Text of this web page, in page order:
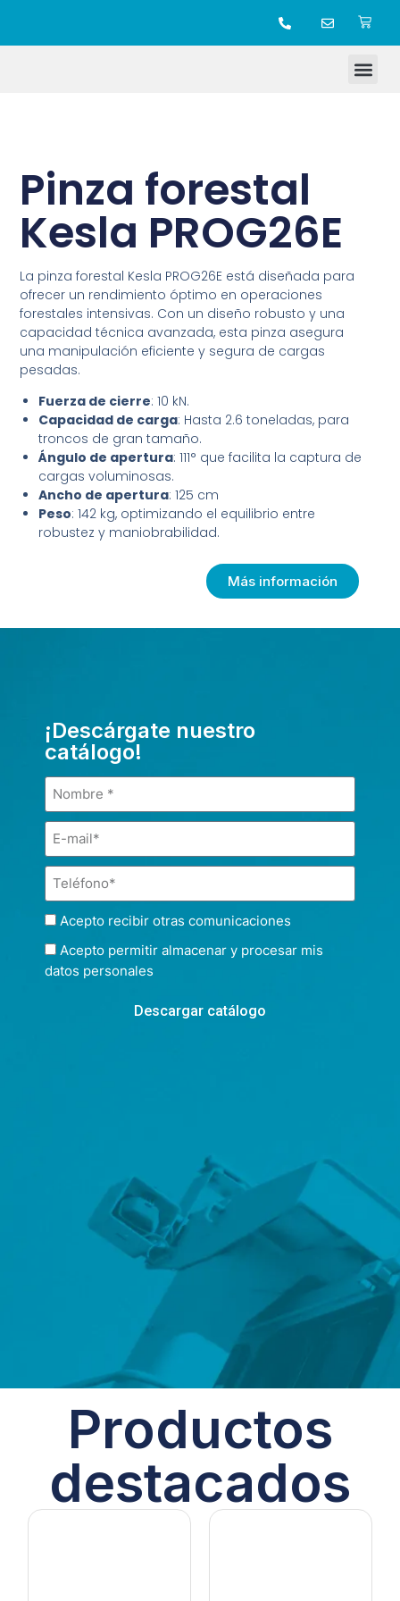
Pinza forestal
Kesla PROG26E
La pinza forestal Kesla PROG26E está diseñada para
ofrecer un rendimiento óptimo en operaciones
forestales intensivas. Con un diseño robusto y una
capacidad técnica avanzada, esta pinza asegura
una manipulación eficiente y segura de cargas
pesadas.
Fuerza de cierre: 10 kN.
Capacidad de carga: Hasta 2.6 toneladas, para
troncos de gran tamaño.
Ángulo de apertura: 111° que facilita la captura de
cargas voluminosas.
Ancho de apertura: 125 cm
Peso: 142 kg, optimizando el equilibrio entre
robustez y maniobrabilidad.
Más información
¡Descárgate nuestro
catálogo!
Acepto recibir otras comunicaciones
Acepto permitir almacenar y procesar mis
datos personales
Descargar catálogo
Productos
destacados